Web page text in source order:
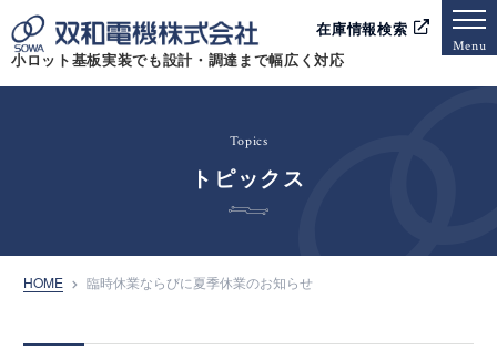
小ロット基板実装でも設計・調達まで幅広く対応
在庫情報検索
Menu
Topics
トピックス
HOME 臨時休業ならびに夏季休業のお知らせ